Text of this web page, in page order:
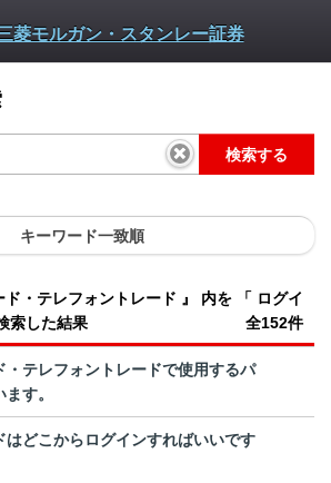
検索する
キーワード一致順
ド・テレフォントレード 』 内を 「 ログイ
索した結果
全152件
・テレフォントレードで使用するパ
す。
はどこからログインすればいいです